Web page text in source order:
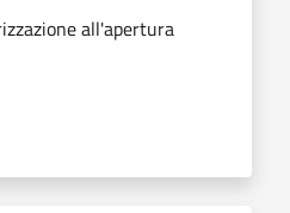
all'apertura